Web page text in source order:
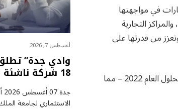
في مواجهتها
التجارية
من قدرتها على
أن تسهم العمليات والعروض الرقمية بحوالي 80 من العائدات بحلول العام 2022 – مما
أغسطس 7, 2026
وادي جدة”
18 شركة ناشئة للاستثمار والاحتضان
الاستثماري لجامعة